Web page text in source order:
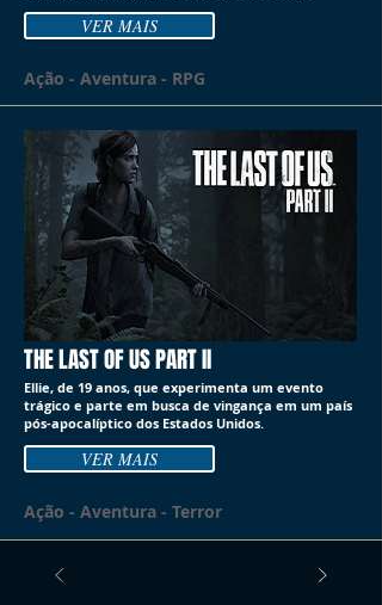
VER MAIS
Ação - Aventura - RPG
THE LAST OF US PART II
Ellie, de 19 anos, que experimenta um evento
trágico e parte em busca de vingança em um país
pós-apocalíptico dos Estados Unidos.
VER MAIS
Ação - Aventura - Terror